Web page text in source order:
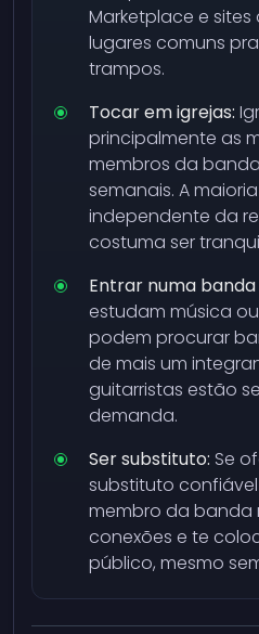
Marketplace e
lugares comuns
trampos.
Tocar em igrejas:
principalmente as
membros da
semanais. A
independente da
costuma ser
Entrar numa banda
estudam música
podem procurar
de mais um
guitarristas estão
demanda.
Ser substituto: Se
substituto
membro da banda
conexões e te
público, mesmo